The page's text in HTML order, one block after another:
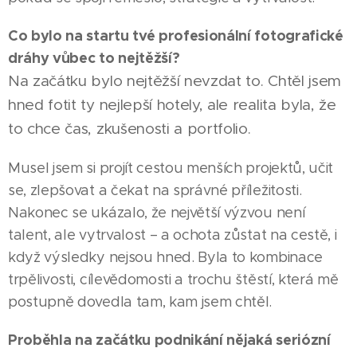
Co bylo na startu tvé profesionální fotografické
dráhy vůbec to nejtěžší?
Na začátku bylo nejtěžší nevzdat to. Chtěl jsem
hned fotit ty nejlepší hotely, ale realita byla, že
to chce čas, zkušenosti a portfolio.
Musel jsem si projít cestou menších projektů, učit
se, zlepšovat a čekat na správné příležitosti.
Nakonec se ukázalo, že největší výzvou není
talent, ale vytrvalost – a ochota zůstat na cestě, i
když výsledky nejsou hned. Byla to kombinace
trpělivosti, cílevědomosti a trochu štěstí, která mě
postupně dovedla tam, kam jsem chtěl.
Proběhla na začátku podnikání nějaká seriózní